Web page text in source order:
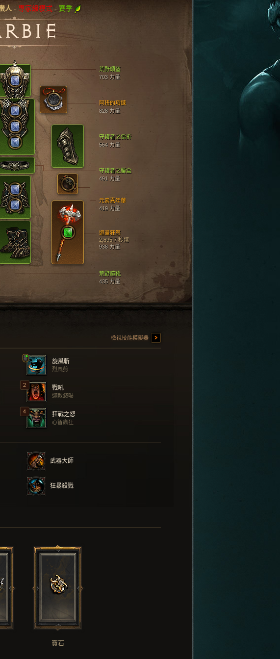
人 - 專家級模式 - 賽季
荒野頭盔
703 力量
荒野鎧靴
435 力量
守護者之偏折
564 力量
迴盪狂怒
2,895.7 秒傷
938 力量
守護者之腰盒
491 力量
元素嘉年華
419 力量
阿扭的項鍊
828 力量
檢視技能模擬器
旋風斬
烈風剪
戰吼
迎敵怒喝
狂戰之怒
心智瘋狂
武器大師
狂暴殺戮
寶石